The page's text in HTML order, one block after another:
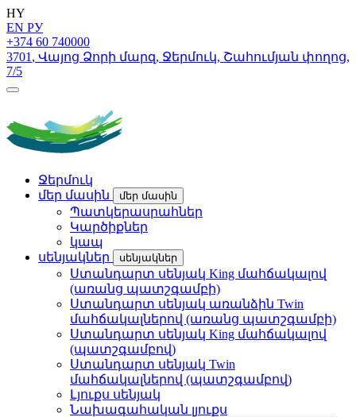
HY
EN РУ
+374 60 740000
3701 , Վայոց Ձորի մարզ, Ջերմուկ, Շահումյան փողոց,
7/5
Ջերմուկ
մեր մասին
մեր մասին
Պատկերասրահներ
Կարծիքներ
կապ
սենյակներ
սենյակներ
Ստանդարտ սենյակ King մահճակալով
(առանց պատշգամբի)
Ստանդարտ սենյակ առանձին Twin
մահճակալներով (առանց պատշգամբի)
Ստանդարտ սենյակ King մահճակալով
(պատշգամբով)
Ստանդարտ սենյակ Twin
մահճակալներով (պատշգամբով)
Լյուքս սենյակ
Նախագահական լյուքս